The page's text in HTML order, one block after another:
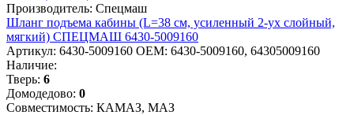
Производитель: Спецмаш
Шланг подъема кабины (L=38 см, усиленный 2-ух слойный,
мягкий) СПЕЦМАШ 6430-5009160
Артикул: 6430-5009160 OEM: 6430-5009160, 64305009160
Наличие:
Тверь: 6
Домодедово: 0
Совместимость: КАМАЗ, МАЗ